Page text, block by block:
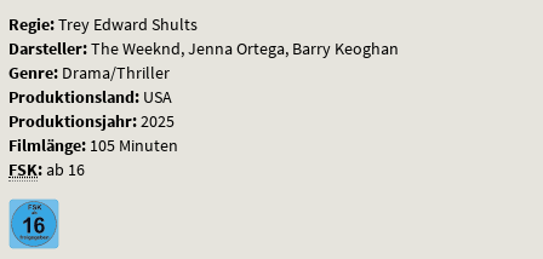
Regie:Trey Edward Shults
Darsteller:The Weeknd, Jenna Ortega, Barry Keoghan
Genre: Drama/Thriller
Produktionsland: USA
Produktionsjahr:2025
Filmlänge: 105 Minuten
FSK:ab 16